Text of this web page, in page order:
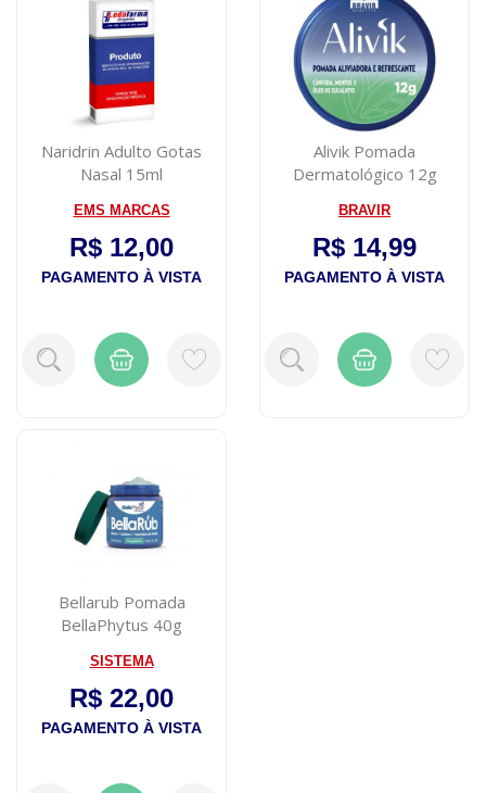
Naridrin Adulto Gotas
Nasal 15ml
EMS MARCAS
R$ 12,00
PAGAMENTO À VISTA
Alivik Pomada
Dermatológico 12g
BRAVIR
R$ 14,99
PAGAMENTO À VISTA
Bellarub Pomada
BellaPhytus 40g
SISTEMA
R$ 22,00
PAGAMENTO À VISTA